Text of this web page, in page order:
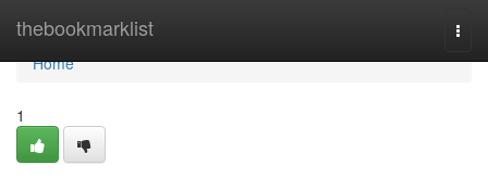
thebookmarklist
Home
Home
1